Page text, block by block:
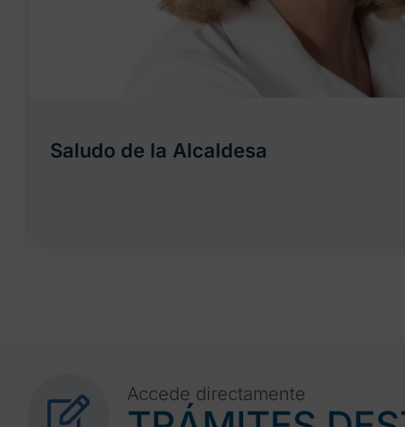
Saludo de la Alcaldesa
Accede directamente